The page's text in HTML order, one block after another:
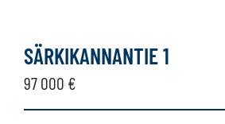
SÄRKIKANNANTIE 1
97 000 €